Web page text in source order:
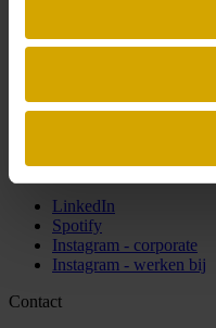
Schrijf je in voor onze
Social
LinkedIn
Spotify
Instagram - corporate
Instagram - werken bij
Contact